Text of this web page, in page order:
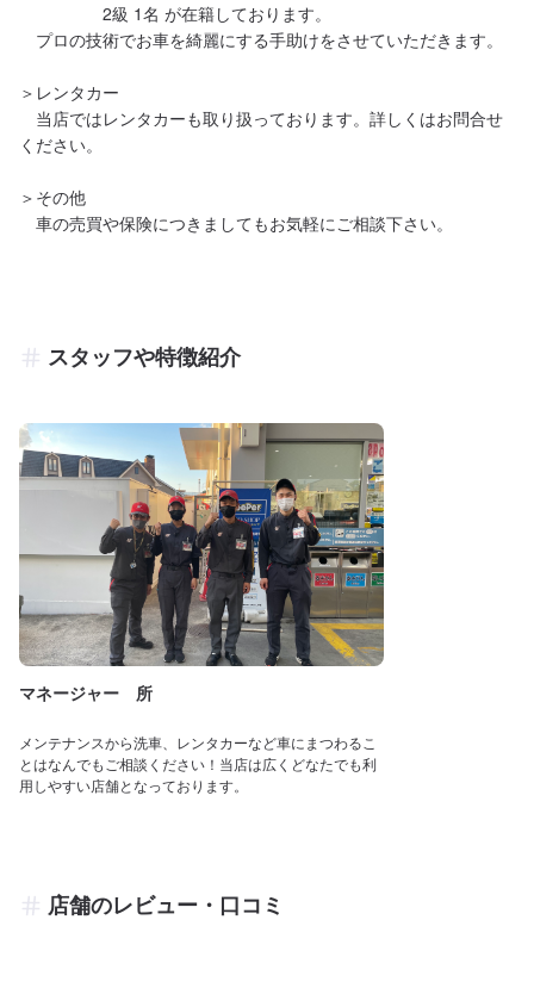
2級 1名 が在籍しております。
プロの技術でお車を綺麗にする手助けをさせていただきます。
＞レンタカー
当店ではレンタカーも取り扱っております。詳しくはお問合せ
ください。
＞その他
車の売買や保険につきましてもお気軽にご相談下さい。
スタッフや特徴紹介
マネージャー 所
メンテナンスから洗車、レンタカーなど車にまつわるこ
とはなんでもご相談ください！当店は広くどなたでも利
用しやすい店舗となっております。
店舗のレビュー・口コミ